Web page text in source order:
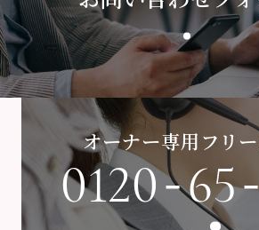
オーナー専用フリ
0120-65-